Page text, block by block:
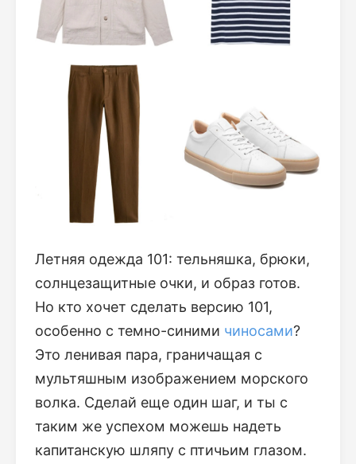
Летняя одежда 101: тельняшка, брюки,
солнцезащитные очки, и образ готов.
Но кто хочет сделать версию 101,
особенно с темно-синими чиносами?
Это ленивая пара, граничащая с
мультяшным изображением морского
волка. Сделай еще один шаг, и ты с
таким же успехом можешь надеть
капитанскую шляпу с птичьим глазом.